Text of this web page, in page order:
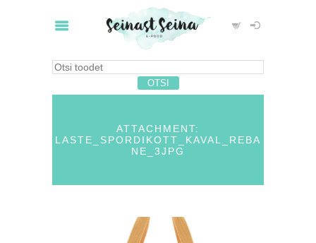
ATTACHMENT:
LASTE_SPORDIKOTT_KAVAL_REBA
NE_3JPG